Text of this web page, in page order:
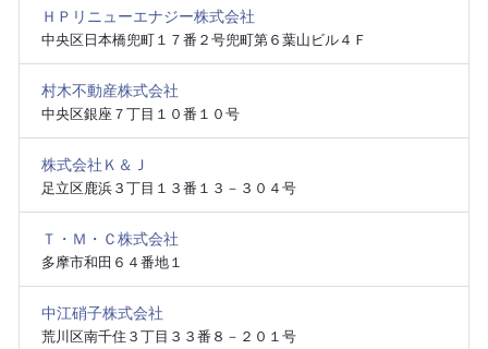
ＨＰリニューエナジー株式会社
中央区日本橋兜町１７番２号兜町第６葉山ビル４Ｆ
村木不動産株式会社
中央区銀座７丁目１０番１０号
株式会社Ｋ＆Ｊ
足立区鹿浜３丁目１３番１３－３０４号
Ｔ・Ｍ・Ｃ株式会社
多摩市和田６４番地１
中江硝子株式会社
荒川区南千住３丁目３３番８－２０１号